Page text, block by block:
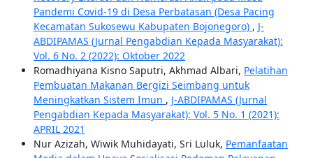
Pandemi Covid-19 di Desa Perbatasan (Desa Pacing
Kecamatan Sukosewu Kabupaten Bojonegoro) , J-
ABDIPAMAS (Jurnal Pengabdian Kepada Masyarakat):
Vol. 6 No. 2 (2022): Oktober 2022
Romadhiyana Kisno Saputri, Akhmad Albari, Pelatihan
Pembuatan Makanan Bergizi Seimbang untuk
Meningkatkan Sistem Imun , J-ABDIPAMAS (Jurnal
Pengabdian Kepada Masyarakat): Vol. 5 No. 1 (2021):
APRIL 2021
Nur Azizah, Wiwik Muhidayati, Sri Luluk, Pemanfaatan